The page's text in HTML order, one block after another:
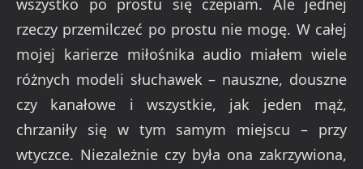
wszystko po prostu się czepiam. Ale jednej
rzeczy przemilczeć po prostu nie mogę. W całej
mojej karierze miłośnika audio miałem wiele
różnych modeli słuchawek – nauszne, douszne
czy kanałowe i wszystkie, jak jeden mąż,
chrzaniły się w tym samym miejscu – przy
wtyczce. Niezależnie czy była ona zakrzywiona,